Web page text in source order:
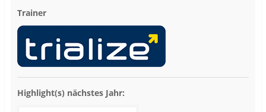
Trainer
Highlight(s) nächstes Jahr: